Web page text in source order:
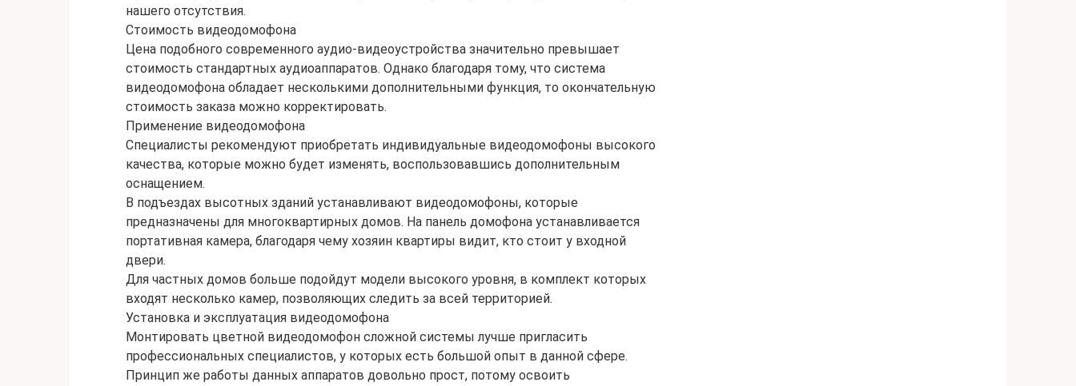
нашего отсутствия.
Стоимость видеодомофона
Цена подобного современного аудио-видеоустройства значительно превышает
стоимость стандартных аудиоаппаратов. Однако благодаря тому, что система
видеодомофона обладает несколькими дополнительными функция, то окончательную
стоимость заказа можно корректировать.
Применение видеодомофона
Специалисты рекомендуют приобретать индивидуальные видеодомофоны высокого
качества, которые можно будет изменять, воспользовавшись дополнительным
оснащением.
В подъездах высотных зданий устанавливают видеодомофоны, которые
предназначены для многоквартирных домов. На панель домофона устанавливается
портативная камера, благодаря чему хозяин квартиры видит, кто стоит у входной
двери.
Для частных домов больше подойдут модели высокого уровня, в комплект которых
входят несколько камер, позволяющих следить за всей территорией.
Установка и эксплуатация видеодомофона
Монтировать цветной видеодомофон сложной системы лучше пригласить
профессиональных специалистов, у которых есть большой опыт в данной сфере.
Принцип же работы данных аппаратов довольно прост, потому освоить